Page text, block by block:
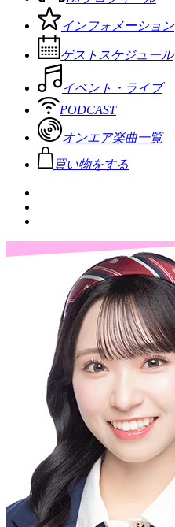
インフォメーション
ゲストスケジュール
イベント・ライブ
PODCAST
オンエア楽曲一覧
買い物をする